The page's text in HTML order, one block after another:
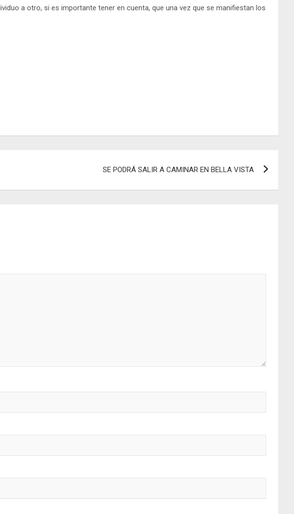
a otro, si es importante tener en cuenta, que una vez que se manifiestan los
SE PODRÁ SALIR A CAMINAR EN BELLA VISTA